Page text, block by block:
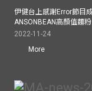
伊健台上感謝Error節目
ANSONBEAN高顏值麵
2022-11-24
More